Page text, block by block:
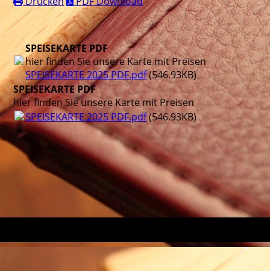
SPEISEKARTE PDF
hier finden Sie unsere Karte mit Preisen
SPEISEKARTE 2025 PDF.pdf(546.93KB)
SPEISEKARTE PDF
hier finden Sie unsere Karte mit Preisen
SPEISEKARTE 2025 PDF.pdf(546.93KB)